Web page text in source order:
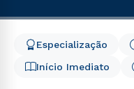
Início Imediato
Especialização